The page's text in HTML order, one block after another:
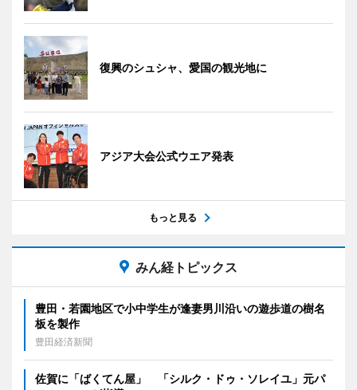
復興のシュシャ、愛国の観光地に
アジア大会公式ウエア発表
もっと見る
みん経トピックス
豊田・若園地区で小中学生が逢妻男川沿いの遊歩道の樹名
板を製作
豊田経済新聞
佐賀に「ばくてん屋」 「シルク・ドゥ・ソレイユ」元パ